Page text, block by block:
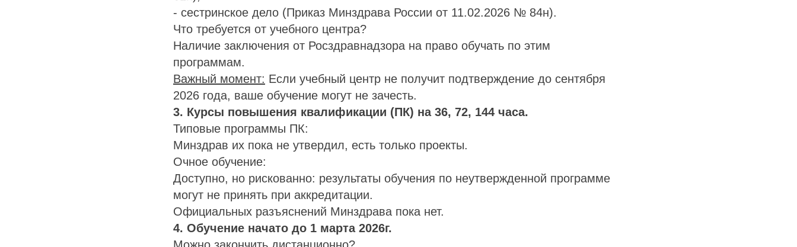
- сестринское дело (Приказ Минздрава России от 11.02.2026 № 84н).
Что требуется от учебного центра?
Наличие заключения от Росздравнадзора на право обучать по этим
программам.
Важный момент: Если учебный центр не получит подтверждение до сентября
2026 года, ваше обучение могут не зачесть.
3. Курсы повышения квалификации (ПК) на 36, 72, 144 часа.
Типовые программы ПК:
Минздрав их пока не утвердил, есть только проекты.
Очное обучение:
Доступно, но рискованно: результаты обучения по неутвержденной программе
могут не принять при аккредитации.
Официальных разъяснений Минздрава пока нет.
4. Обучение начато до 1 марта 2026г.